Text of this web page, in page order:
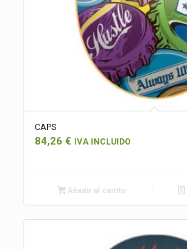
CAPS
84,26 € IVA INCLUIDO
Añadir al carrito